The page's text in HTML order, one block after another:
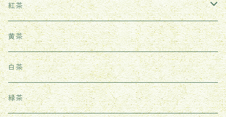
鳳凰単叢
鉄観音
台湾ウーロン茶
生茶
熟茶
紅茶
武夷紅茶
雲南紅茶
祁門紅茶（世界三大紅茶の一つ）
黄茶
白茶
緑茶